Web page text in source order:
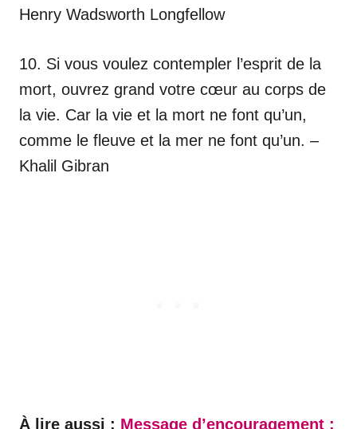
Henry Wadsworth Longfellow
10. Si vous voulez contempler l’esprit de la
mort, ouvrez grand votre cœur au corps de
la vie. Car la vie et la mort ne font qu’un,
comme le fleuve et la mer ne font qu’un. –
Khalil Gibran
À lire aussi : Message d’encouragement :